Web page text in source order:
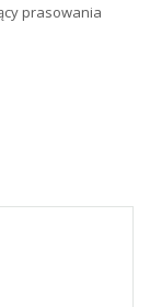
prasowania